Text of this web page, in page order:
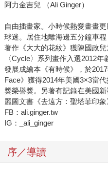
阿力金吉兒 （Ali Ginger）
自由插畫家。小時候熱愛畫畫
球迷。居住地離海邊五分鐘車
著作《大大的花紋》獲陳國政
〈Cycle〉系列畫作入選2012
發展成繪本《有時候》，於
Face》獲得2014年美國3×3當
獎榮譽獎。另著有記錄在美國
麗圖文書《去遠方：聖塔菲印象
FB：ali.ginger.tw
IG：_ali_ginger
序／導讀